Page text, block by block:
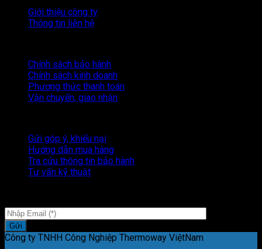
Giới thiệu công ty
Thông tin liên hệ
Chính sách bảo hành
Chính sách kinh doanh
Phương thức thanh toán
Vận chuyển, giao nhận
Gửi góp ý, khiếu nại
Hướng dẫn mua hàng
Tra cứu thông tin bảo hành
Tư vấn kỹ thuật
Công ty TNHH Công Nghiệp Thermoway ViệtNam